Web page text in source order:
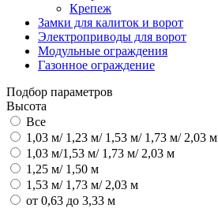
Крепеж
Замки для калиток и ворот
Электроприводы для ворот
Модульные ограждения
Газонное ограждение
Подбор параметров
Высота
Все
1,03 м/ 1,23 м/ 1,53 м/ 1,73 м/ 2,03 м
1,03 м/1,53 м/ 1,73 м/ 2,03 м
1,25 м/ 1,50 м
1,53 м/ 1,73 м/ 2,03 м
от 0,63 до 3,33 м